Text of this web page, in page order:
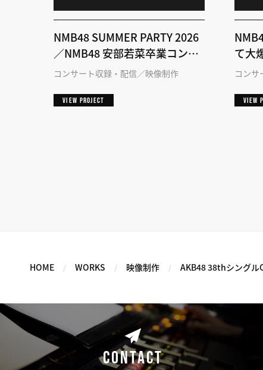
NMB48 SUMMER PARTY 2026
／NMB48 安部若菜卒業コンサ
ート「そして最後のページに
コンサート収録・配信 映像制作
VIEW PROJECT
て大
コンサ
VIEW
HOME WORKS 映像制作 AKB48 38thシングル
CONTACT